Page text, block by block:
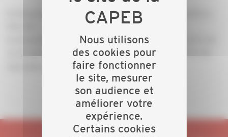
le 14 juin salle du château à Monistrol sur loire de 18 h à
le 21 juin à la CAPEB 43 au Puy en Velay de 12 h à 13 h 30
le 25 juin à la Mairie de Vieille-Brioude de 12 h à 13 h 30
Inscription nous contacter
Nous utilisons
des cookies pour
faire fonctionner
le site, mesurer
son audience et
améliorer votre
expérience.
Certains cookies